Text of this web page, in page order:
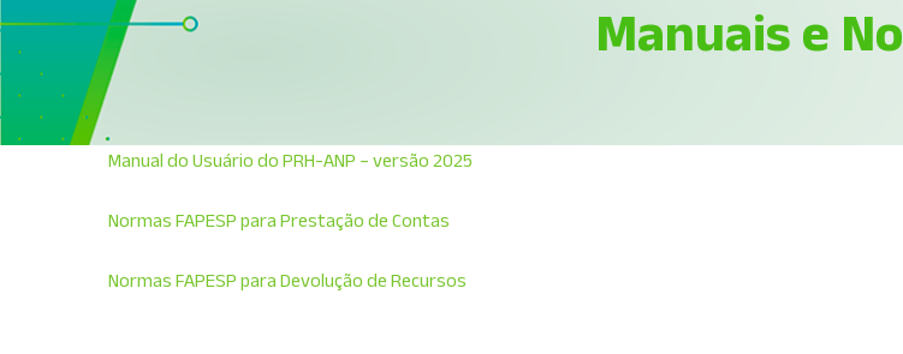
Manuais e
Manual do Usuário do PRH-ANP – versão 2025
Normas FAPESP para Prestação de Contas
Normas FAPESP para Devolução de Recursos